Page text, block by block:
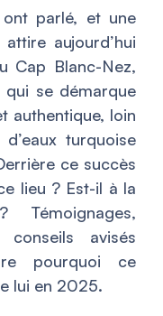
parlé, et une
aujourd’hui
Cap Blanc-Nez,
qui se démarque
authentique, loin
turquoise
ce succès
lieu ? Est-il à la
conseils avisés
pourquoi ce
lui en 2025.